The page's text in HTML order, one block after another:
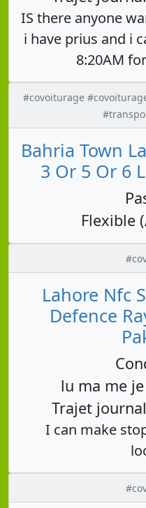
IS there anyone
i have prius and i
8:20AM
#covoiturage
Bahria Town
3 Or 5 Or 6
Flexible
Lahore Nfc
Defence
lu ma me
Trajet
I can make